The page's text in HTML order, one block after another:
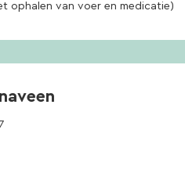
ophalen van voer en medicatie)